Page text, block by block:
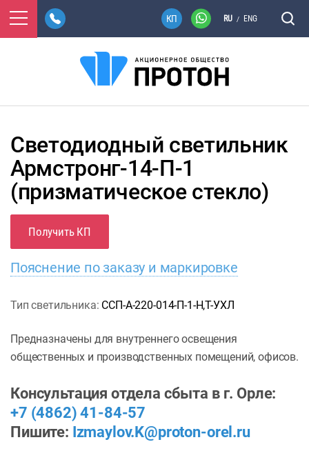
RU / ENG
Светодиодный светильник
Армстронг-14-П-1
(призматическое стекло)
Получить КП
Пояснение по заказу и маркировке
Тип светильника: ССП-А-220-014-П-1-Н,Т-УХЛ
Предназначены для внутреннего освещения
общественных и производственных помещений, офисов.
Консультация отдела сбыта в г. Орле:
+7 (4862) 41-84-57
Пишите: Izmaylov.K@proton-orel.ru